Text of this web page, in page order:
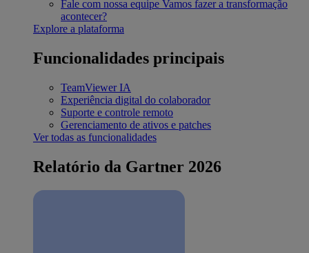
Fale com nossa equipe Vamos fazer a transformação
acontecer?
Explore a plataforma
Funcionalidades principais
TeamViewer IA
Experiência digital do colaborador
Suporte e controle remoto
Gerenciamento de ativos e patches
Ver todas as funcionalidades
Relatório da Gartner 2026